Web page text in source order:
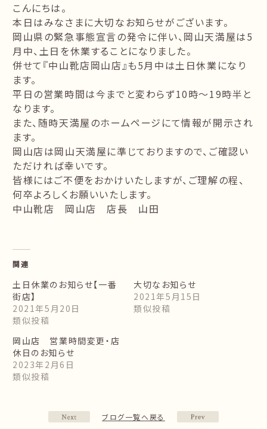
こんにちは。
本日はみなさまに大切なお知らせがございます。
岡山県の緊急事態宣言の発令に伴い、岡山天満屋は5
月中、土日を休業することになりました。
併せて『中山靴店岡山店』も5月中は土日休業になり
ます。
平日の営業時間は今までと変わらず10時～19時半と
なります。
また、随時天満屋のホームページにて情報が開示され
ます。
岡山店は岡山天満屋に準じておりますので、ご確認い
ただければ幸いです。
皆様にはご不便をおかけいたしますが、ご理解の程、
何卒よろしくお願いいたします。
中山靴店 岡山店 店長 山田
関連
土日休業のお知らせ【一番
街店】
2021年5月20日
類似投稿
大切なお知らせ
2021年5月15日
類似投稿
岡山店 営業時間変更・店
休日のお知らせ
2023年2月6日
類似投稿
ブログ一覧へ戻る